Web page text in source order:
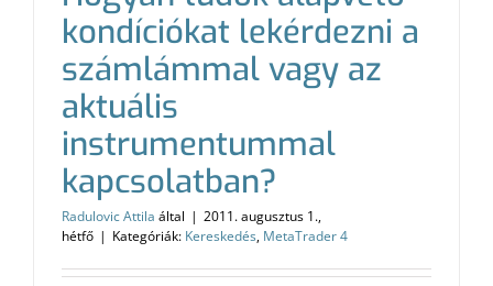
kondíciókat lekérdezni a
számlámmal vagy az
aktuális
instrumentummal
kapcsolatban?
Radulovic Attila által | 2011. augusztus 1.,
hétfő | Kategóriák: Kereskedés, MetaTrader 4